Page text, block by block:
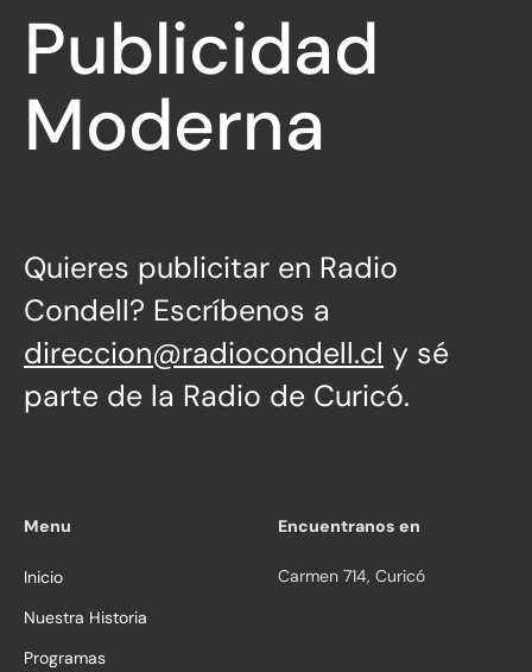
Publicidad
Moderna
Quieres publicitar en Radio
Condell? Escríbenos a
direccion@radiocondell.cl y sé
parte de la Radio de Curicó.
Menu
Inicio
Nuestra Historia
Programas
Encuentranos en
Carmen 714, Curicó